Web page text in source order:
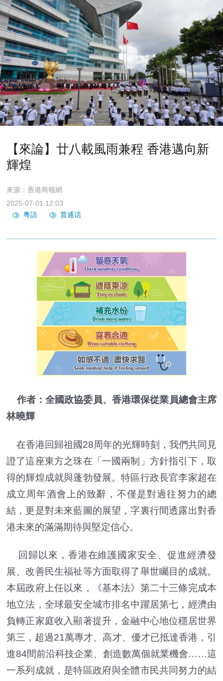
【來論】廿八載風雨兼程 香港邁向新
輝煌
來源：香港商報網
2025-07-01 12:03
作者：全國政協委員、香港環保從業員總會主席
林曉輝
在香港回歸祖國28周年的光輝時刻，我們共同見
證了這座東方之珠在「一國兩制」方針指引下，取
得的輝煌成就與蓬勃發展。特區行政長官李家超在
成立周年酒會上的致辭，不僅是對過往努力的總
結，更是對未來藍圖的展望，字裏行間透露出對香
港未來的滿滿期待與堅定信心。
回歸以來，香港在維護國家安全、促進經濟發
展、改善民生福祉等方面取得了舉世矚目的成就。
本屆政府上任以來，《基本法》第二十三條完成本
地立法，全球最安全城市排名中躍居第七，經濟由
負轉正家庭收入顯著提升，金融中心地位穩居世界
第三，超過21萬專才、高才、優才已抵達香港，引
進84間前沿科技企業、創造數萬個就業機會……這
一系列成就，是特區政府與全體市民共同努力的結